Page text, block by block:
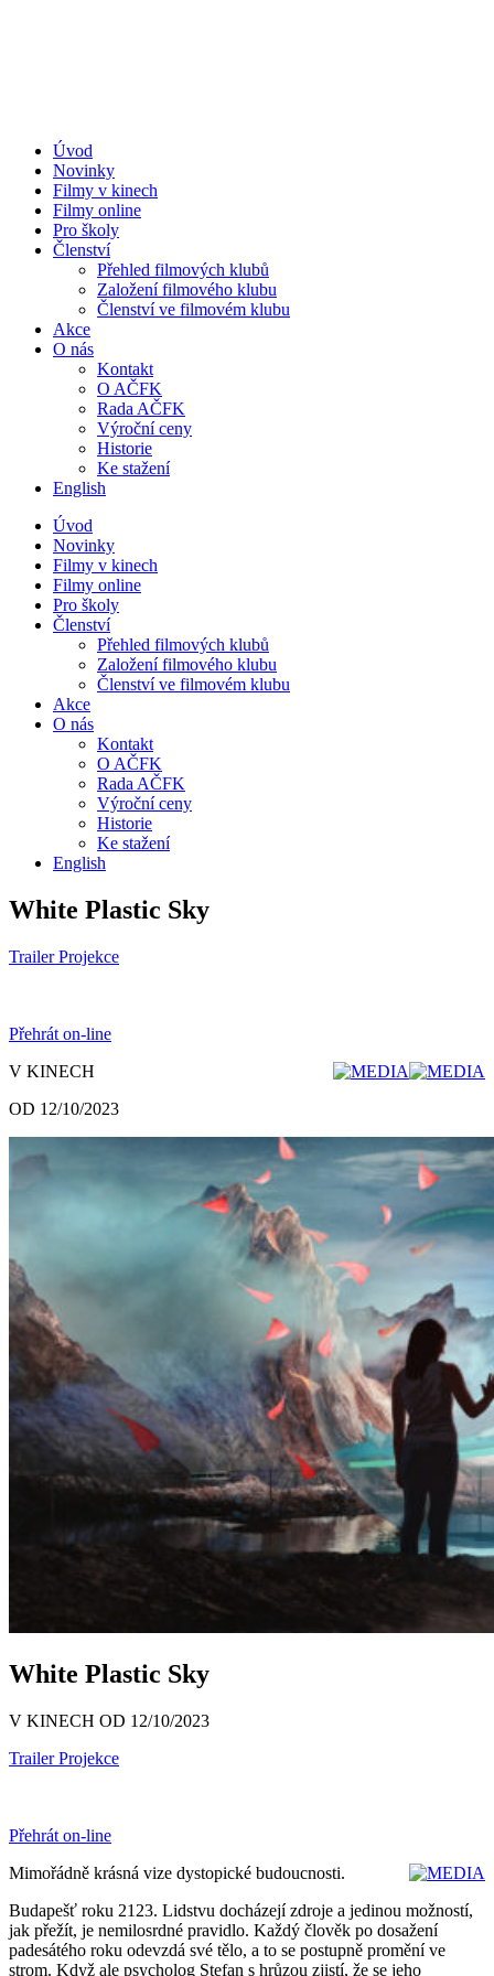
Úvod
Novinky
Filmy v kinech
Filmy online
Pro školy
Členství
Přehled filmových klubů
Založení filmového klubu
Členství ve filmovém klubu
Akce
O nás
Kontakt
O AČFK
Rada AČFK
Výroční ceny
Historie
Ke stažení
English
Úvod
Novinky
Filmy v kinech
Filmy online
Pro školy
Členství
Přehled filmových klubů
Založení filmového klubu
Členství ve filmovém klubu
Akce
O nás
Kontakt
O AČFK
Rada AČFK
Výroční ceny
Historie
Ke stažení
English
White Plastic Sky
Trailer Projekce
Přehrát on-line
V KINECH
OD 12/10/2023
White Plastic Sky
V KINECH OD 12/10/2023
Trailer Projekce
Přehrát on-line
Mimořádně krásná vize dystopické budoucnosti.
Budapešť roku 2123. Lidstvu docházejí zdroje a jedinou možností,
jak přežít, je nemilosrdné pravidlo. Každý člověk po dosažení
padesátého roku odevzdá své tělo, a to se postupně promění ve
strom. Když ale psycholog Stefan s hrůzou zjistí, že se jeho